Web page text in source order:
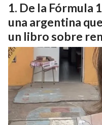
De la Fórmula
una argentina
un libro sobre